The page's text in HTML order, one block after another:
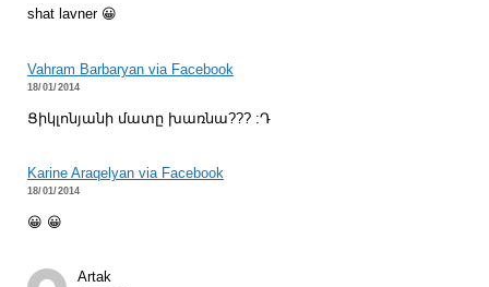
shat lavner 😀
Vahram Barbaryan via Facebook
18/01/2014
Ցիկլոնյանի մատը խառնա??? :Դ
Karine Araqelyan via Facebook
18/01/2014
😀 😀
Artak